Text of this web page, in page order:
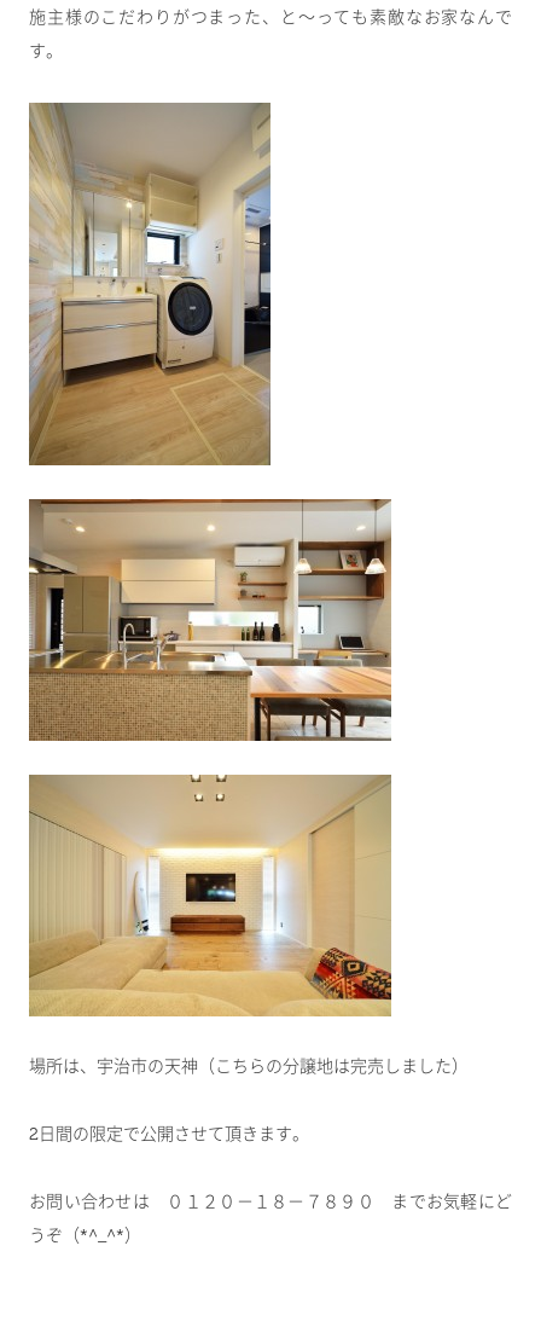
施主様のこだわりがつまった、と～っても素敵なお家なんで
す。
場所は、宇治市の天神（こちらの分譲地は完売しました）
2日間の限定で公開させて頂きます。
お問い合わせは ０１２０－１８－７８９０ までお気軽にど
うぞ（*^_^*）